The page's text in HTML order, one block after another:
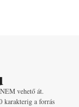
vehető át.
karakterig a forrás